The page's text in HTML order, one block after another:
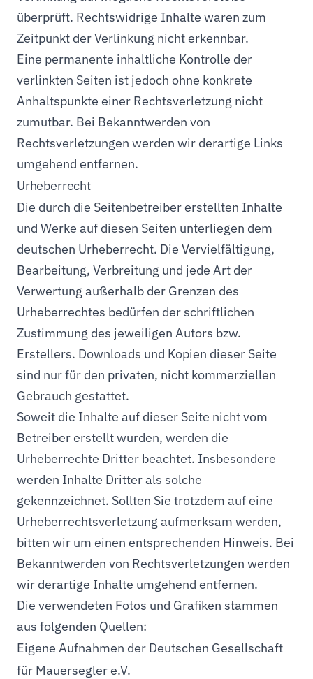
überprüft. Rechtswidrige Inhalte waren zum
Zeitpunkt der Verlinkung nicht erkennbar.
Eine permanente inhaltliche Kontrolle der
verlinkten Seiten ist jedoch ohne konkrete
Anhaltspunkte einer Rechtsverletzung nicht
zumutbar. Bei Bekanntwerden von
Rechtsverletzungen werden wir derartige Links
umgehend entfernen.
Urheberrecht
Die durch die Seitenbetreiber erstellten Inhalte
und Werke auf diesen Seiten unterliegen dem
deutschen Urheberrecht. Die Vervielfältigung,
Bearbeitung, Verbreitung und jede Art der
Verwertung außerhalb der Grenzen des
Urheberrechtes bedürfen der schriftlichen
Zustimmung des jeweiligen Autors bzw.
Erstellers. Downloads und Kopien dieser Seite
sind nur für den privaten, nicht kommerziellen
Gebrauch gestattet.
Soweit die Inhalte auf dieser Seite nicht vom
Betreiber erstellt wurden, werden die
Urheberrechte Dritter beachtet. Insbesondere
werden Inhalte Dritter als solche
gekennzeichnet. Sollten Sie trotzdem auf eine
Urheberrechtsverletzung aufmerksam werden,
bitten wir um einen entsprechenden Hinweis. Bei
Bekanntwerden von Rechtsverletzungen werden
wir derartige Inhalte umgehend entfernen.
Die verwendeten Fotos und Grafiken stammen
aus folgenden Quellen:
Eigene Aufnahmen der Deutschen Gesellschaft
für Mauersegler e.V.